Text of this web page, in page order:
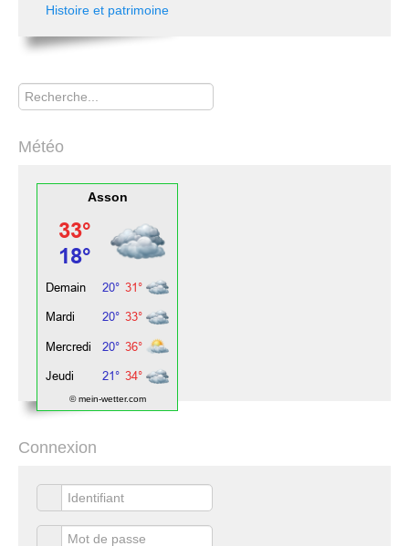
Histoire et patrimoine
Rechercher
Météo
Asson
© mein-wetter.com
Connexion